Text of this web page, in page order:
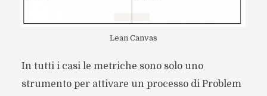
Lean Canvas
In tutti i casi le metriche sono solo uno
strumento per attivare un processo di Problem